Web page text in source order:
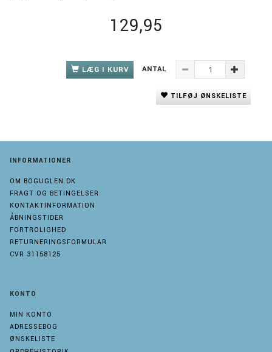
129,95
LÆG I KURV ANTAL
TILFØJ ØNSKELISTE
INFORMATIONER
OM BOGUGLEN.DK
FRAGT OG BETINGELSER
KONTAKTINFORMATION
ÅBNINGSTIDER
FORTROLIGHED
RETURNERINGSFORMULAR
CVR 31158125
KONTO
MIN KONTO
ADRESSEBOG
ØNSKELISTE